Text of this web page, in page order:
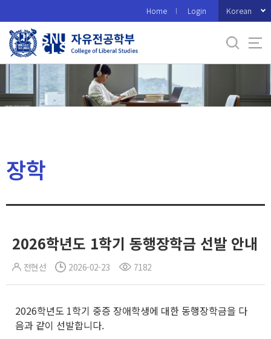
로
메
Home Login Korean
장학
2026학년도 1학기 동행장학금 선발 안내
전현선 2026-02-23 7182
2026학년도 1학기 중증 장애학생에 대한 동행장학금을 다
음과 같이 선발합니다.